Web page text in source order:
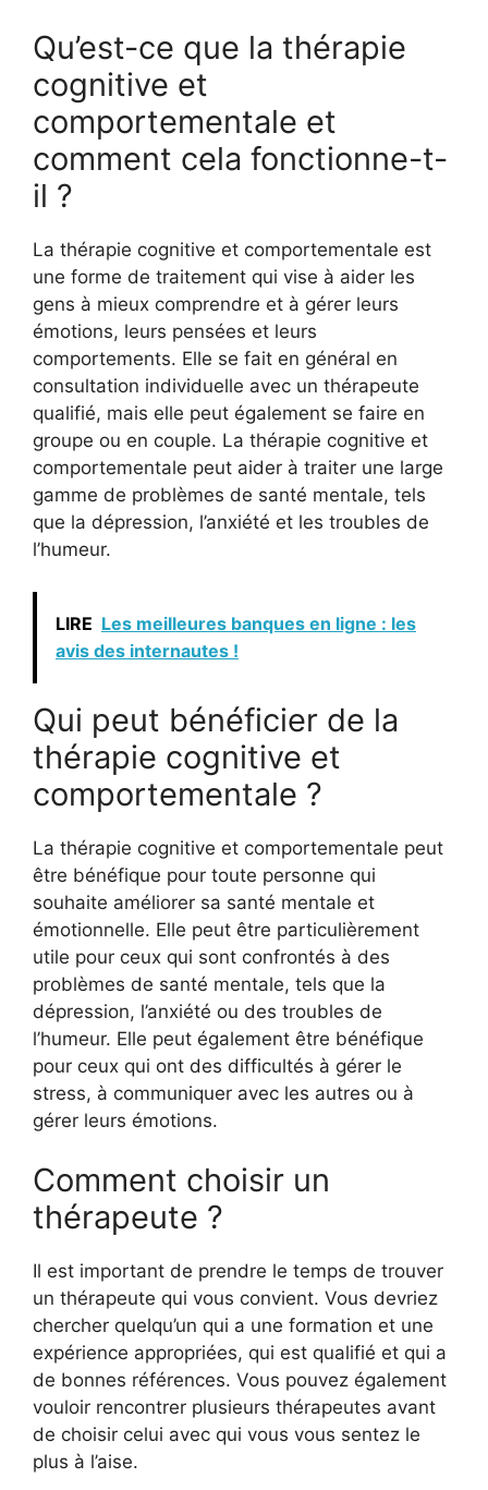
Qu’est-ce que la thérapie
cognitive et
comportementale et
comment cela fonctionne-t-
il ?
La thérapie cognitive et comportementale est
une forme de traitement qui vise à aider les
gens à mieux comprendre et à gérer leurs
émotions, leurs pensées et leurs
comportements. Elle se fait en général en
consultation individuelle avec un thérapeute
qualifié, mais elle peut également se faire en
groupe ou en couple. La thérapie cognitive et
comportementale peut aider à traiter une large
gamme de problèmes de santé mentale, tels
que la dépression, l’anxiété et les troubles de
l’humeur.
LIRE Les meilleures banques en ligne : les
avis des internautes !
Qui peut bénéficier de la
thérapie cognitive et
comportementale ?
La thérapie cognitive et comportementale peut
être bénéfique pour toute personne qui
souhaite améliorer sa santé mentale et
émotionnelle. Elle peut être particulièrement
utile pour ceux qui sont confrontés à des
problèmes de santé mentale, tels que la
dépression, l’anxiété ou des troubles de
l’humeur. Elle peut également être bénéfique
pour ceux qui ont des difficultés à gérer le
stress, à communiquer avec les autres ou à
gérer leurs émotions.
Comment choisir un
thérapeute ?
Il est important de prendre le temps de trouver
un thérapeute qui vous convient. Vous devriez
chercher quelqu’un qui a une formation et une
expérience appropriées, qui est qualifié et qui a
de bonnes références. Vous pouvez également
vouloir rencontrer plusieurs thérapeutes avant
de choisir celui avec qui vous vous sentez le
plus à l’aise.